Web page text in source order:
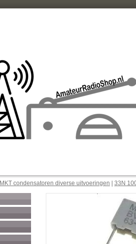
MKT condensatoren diverse uitvoeringen 33N